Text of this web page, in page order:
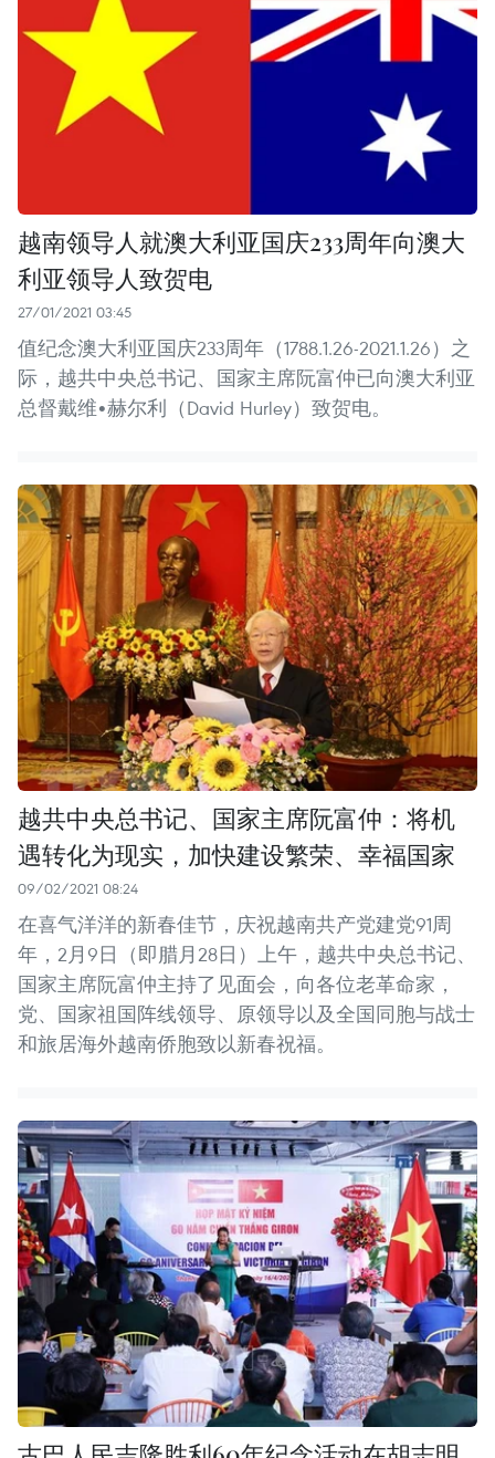
越南领导人就澳大利亚国庆233周年向澳大
利亚领导人致贺电
27/01/2021 03:45
值纪念澳大利亚国庆233周年（1788.1.26-2021.1.26）之
际，越共中央总书记、国家主席阮富仲已向澳大利亚
总督戴维•赫尔利（David Hurley）致贺电。
越共中央总书记、国家主席阮富仲：将机
遇转化为现实，加快建设繁荣、幸福国家
09/02/2021 08:24
在喜气洋洋的新春佳节，庆祝越南共产党建党91周
年，2月9日（即腊月28日）上午，越共中央总书记、
国家主席阮富仲主持了见面会，向各位老革命家，
党、国家祖国阵线领导、原领导以及全国同胞与战士
和旅居海外越南侨胞致以新春祝福。